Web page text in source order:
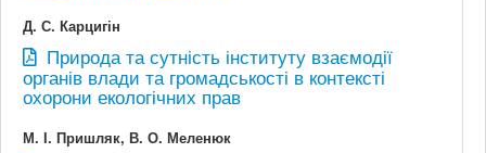
Д. С. Карцигін
Природа та сутність інституту взаємодії
органів влади та громадськості в контексті
охорони екологічних прав
М. І. Пришляк, В. О. Меленюк